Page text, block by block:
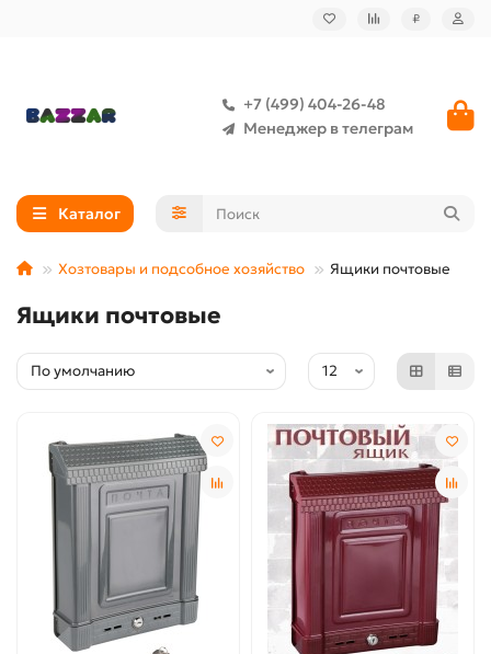
₽
+7 (499) 404-26-48
Менеджер в телеграм
Каталог
Хозтовары и подсобное хозяйство Ящики почтовые
Ящики почтовые